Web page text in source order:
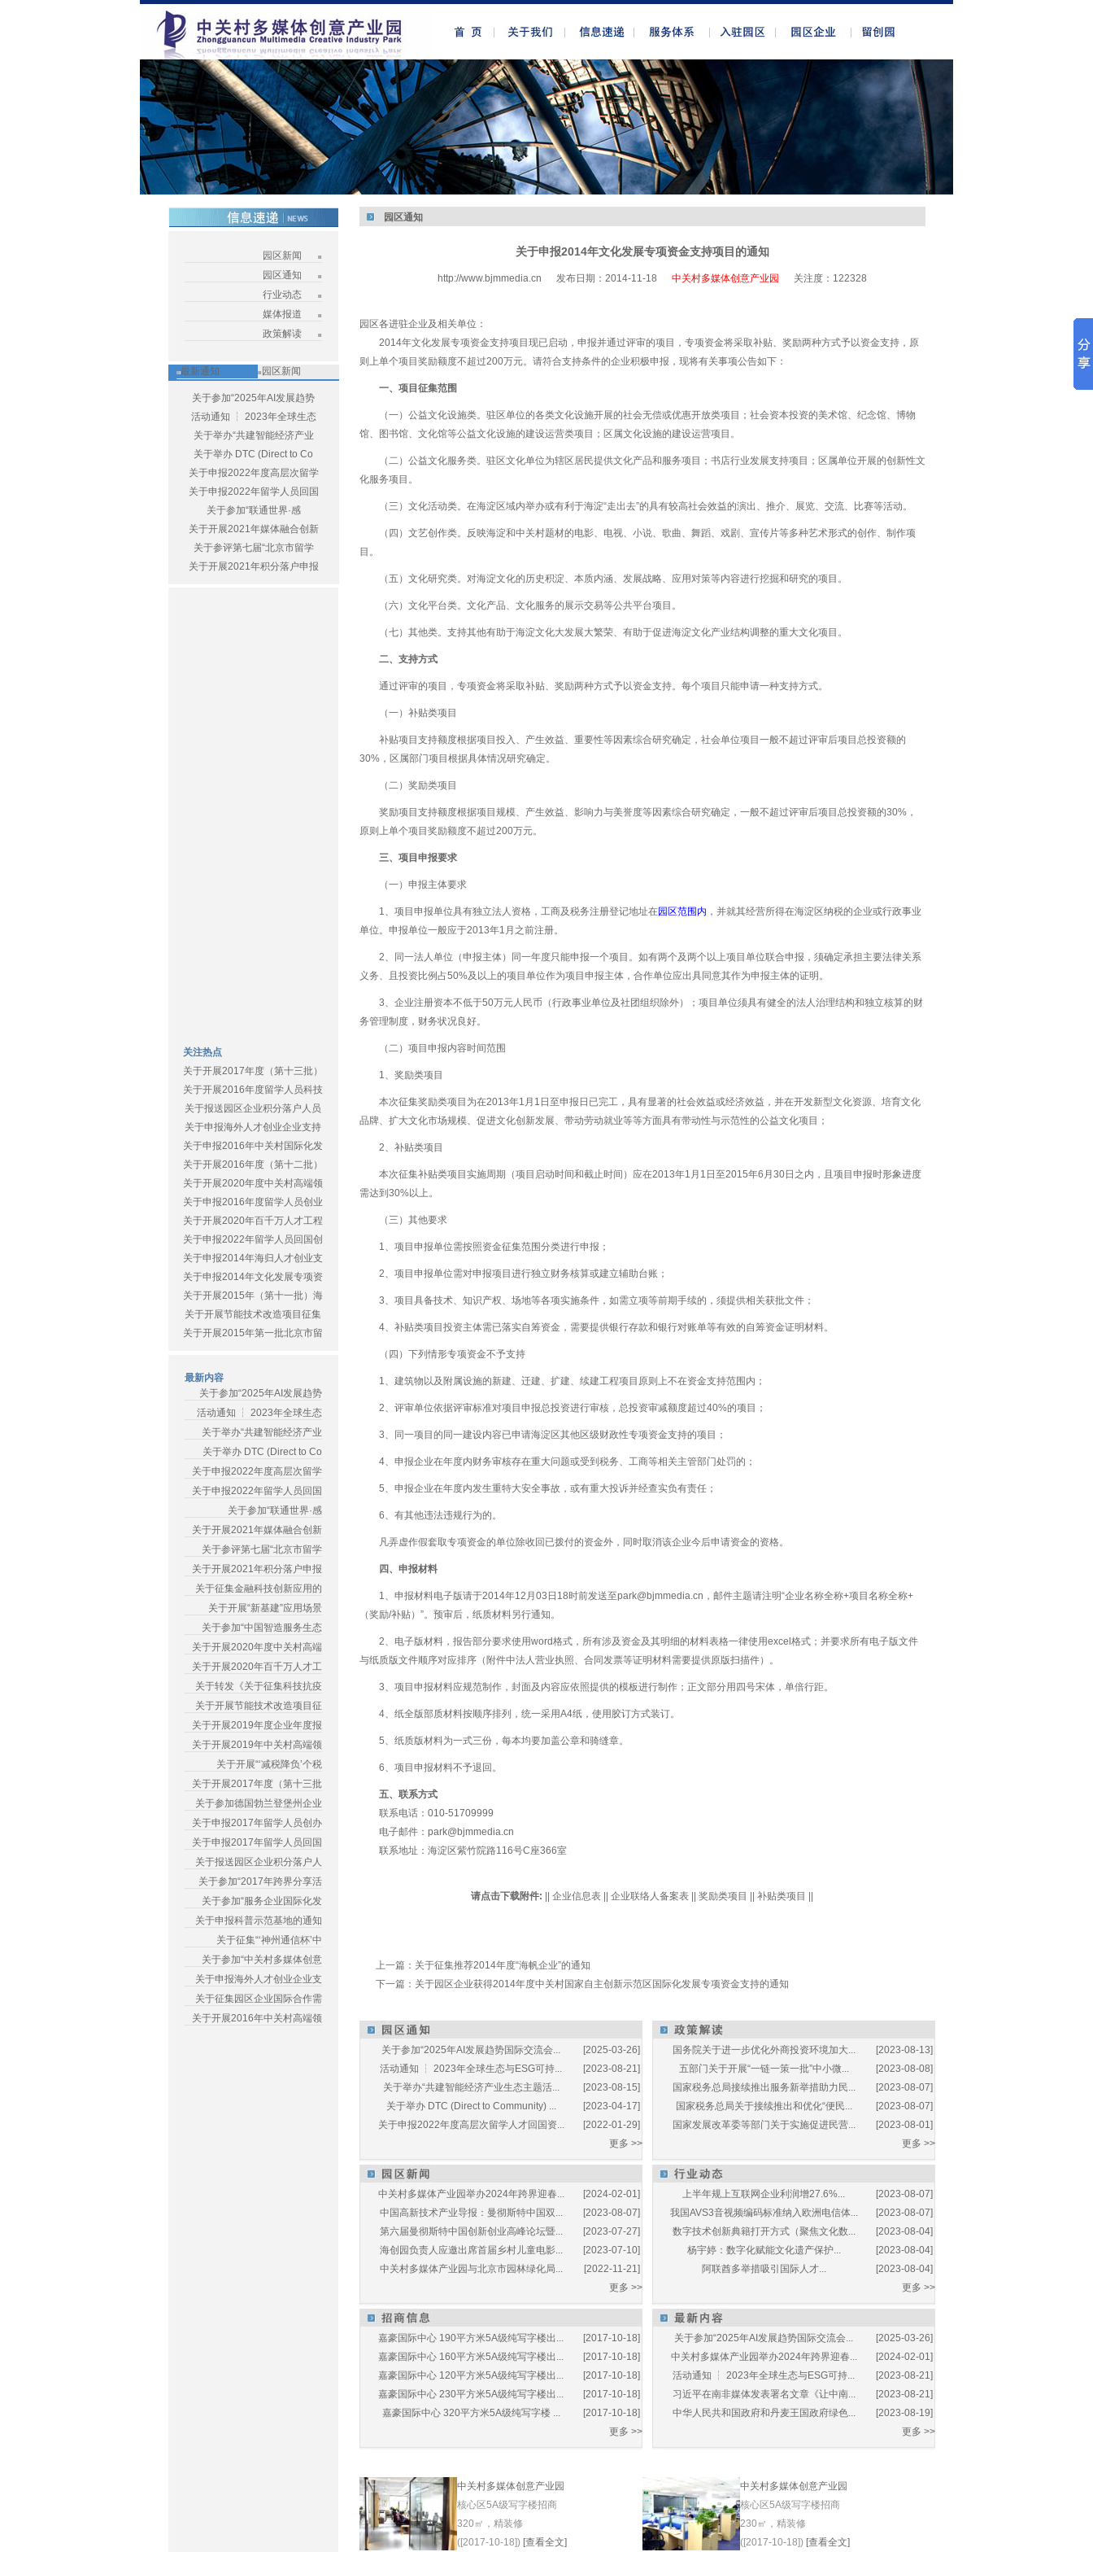
园区新闻
园区通知
行业动态
媒体报道
政策解读
最新通知 园区新闻
关于参加“2025年AI发展趋势
活动通知 ┆ 2023年全球生态
关于举办“共建智能经济产业
关于举办 DTC (Direct to Co
关于申报2022年度高层次留学
关于申报2022年留学人员回国
关于参加“联通世界·感
关于开展2021年媒体融合创新
关于参评第七届“北京市留学
关于开展2021年积分落户申报
关注热点
关于开展2017年度（第十三批）
关于开展2016年度留学人员科技
关于报送园区企业积分落户人员
关于申报海外人才创业企业支持
关于申报2016年中关村国际化发
关于开展2016年度（第十二批）
关于开展2020年度中关村高端领
关于申报2016年度留学人员创业
关于开展2020年百千万人才工程
关于申报2022年留学人员回国创
关于申报2014年海归人才创业支
关于申报2014年文化发展专项资
关于开展2015年（第十一批）海
关于开展节能技术改造项目征集
关于开展2015年第一批北京市留
最新内容
关于参加“2025年AI发展趋势
活动通知 ┆ 2023年全球生态
关于举办“共建智能经济产业
关于举办 DTC (Direct to Co
关于申报2022年度高层次留学
关于申报2022年留学人员回国
关于参加“联通世界·感
关于开展2021年媒体融合创新
关于参评第七届“北京市留学
关于开展2021年积分落户申报
关于征集金融科技创新应用的
关于开展“新基建”应用场景
关于参加“中国智造服务生态
关于开展2020年度中关村高端
关于开展2020年百千万人才工
关于转发《关于征集科技抗疫
关于开展节能技术改造项目征
关于开展2019年度企业年度报
关于开展2019年中关村高端领
关于开展“‘减税降负’个税
关于开展2017年度（第十三批
关于参加德国勃兰登堡州企业
关于申报2017年留学人员创办
关于申报2017年留学人员回国
关于报送园区企业积分落户人
关于参加“2017年跨界分享活
关于参加“服务企业国际化发
关于申报科普示范基地的通知
关于征集“‘神州通信杯’中
关于参加“中关村多媒体创意
关于申报海外人才创业企业支
关于征集园区企业国际合作需
关于开展2016年中关村高端领
园区通知
关于申报2014年文化发展专项资金支持项目的通知
http://www.bjmmedia.cn 发布日期：2014-11-18 中关村多媒体创意产业园 关注度： 122328
园区各进驻企业及相关单位：
2014年文化发展专项资金支持项目现已启动，申报并通过评审的项目，专项资金将采取补贴、奖励两种方式予以资金支持，原
则上单个项目奖励额度不超过200万元。请符合支持条件的企业积极申报，现将有关事项公告如下：
一、项目征集范围
（一）公益文化设施类。驻区单位的各类文化设施开展的社会无偿或优惠开放类项目；社会资本投资的美术馆、纪念馆、博物
馆、图书馆、文化馆等公益文化设施的建设运营类项目；区属文化设施的建设运营项目。
（二）公益文化服务类。驻区文化单位为辖区居民提供文化产品和服务项目；书店行业发展支持项目；区属单位开展的创新性文
化服务项目。
（三）文化活动类。在海淀区域内举办或有利于海淀“走出去”的具有较高社会效益的演出、推介、展览、交流、比赛等活动。
（四）文艺创作类。反映海淀和中关村题材的电影、电视、小说、歌曲、舞蹈、戏剧、宣传片等多种艺术形式的创作、制作项
目。
（五）文化研究类。对海淀文化的历史积淀、本质内涵、发展战略、应用对策等内容进行挖掘和研究的项目。
（六）文化平台类。文化产品、文化服务的展示交易等公共平台项目。
（七）其他类。支持其他有助于海淀文化大发展大繁荣、有助于促进海淀文化产业结构调整的重大文化项目。
二、支持方式
通过评审的项目，专项资金将采取补贴、奖励两种方式予以资金支持。每个项目只能申请一种支持方式。
（一）补贴类项目
补贴项目支持额度根据项目投入、产生效益、重要性等因素综合研究确定，社会单位项目一般不超过评审后项目总投资额的
30%，区属部门项目根据具体情况研究确定。
（二）奖励类项目
奖励项目支持额度根据项目规模、产生效益、影响力与美誉度等因素综合研究确定，一般不超过评审后项目总投资额的30%，
原则上单个项目奖励额度不超过200万元。
三、项目申报要求
（一）申报主体要求
1、项目申报单位具有独立法人资格，工商及税务注册登记地址在园区范围内 ，并就其经营所得在海淀区纳税的企业或行政事业
单位。申报单位一般应于2013年1月之前注册。
2、同一法人单位（申报主体）同一年度只能申报一个项目。如有两个及两个以上项目单位联合申报，须确定承担主要法律关系
义务、且投资比例占50%及以上的项目单位作为项目申报主体，合作单位应出具同意其作为申报主体的证明。
3、企业注册资本不低于50万元人民币（行政事业单位及社团组织除外）；项目单位须具有健全的法人治理结构和独立核算的财
务管理制度，财务状况良好。
（二）项目申报内容时间范围
1、奖励类项目
本次征集奖励类项目为在2013年1月1日至申报日已完工，具有显著的社会效益或经济效益，并在开发新型文化资源、培育文化
品牌、扩大文化市场规模、促进文化创新发展、带动劳动就业等等方面具有带动性与示范性的公益文化项目；
2、补贴类项目
本次征集补贴类项目实施周期（项目启动时间和截止时间）应在2013年1月1日至2015年6月30日之内，且项目申报时形象进度
需达到30%以上。
（三）其他要求
1、项目申报单位需按照资金征集范围分类进行申报；
2、项目申报单位需对申报项目进行独立财务核算或建立辅助台账；
3、项目具备技术、知识产权、场地等各项实施条件，如需立项等前期手续的，须提供相关获批文件；
4、补贴类项目投资主体需已落实自筹资金，需要提供银行存款和银行对账单等有效的自筹资金证明材料。
（四）下列情形专项资金不予支持
1、建筑物以及附属设施的新建、迁建、扩建、续建工程项目原则上不在资金支持范围内；
2、评审单位依据评审标准对项目申报总投资进行审核，总投资审减额度超过40%的项目；
3、同一项目的同一建设内容已申请海淀区其他区级财政性专项资金支持的项目；
4、申报企业在年度内财务审核存在重大问题或受到税务、工商等相关主管部门处罚的；
5、申报企业在年度内发生重特大安全事故，或有重大投诉并经查实负有责任；
6、有其他违法违规行为的。
凡弄虚作假套取专项资金的单位除收回已拨付的资金外，同时取消该企业今后申请资金的资格。
四、申报材料
1、申报材料电子版请于2014年12月03日18时前发送至park@bjmmedia.cn，邮件主题请注明“企业名称全称+项目名称全称+
（奖励/补贴）”。预审后，纸质材料另行通知。
2、电子版材料，报告部分要求使用word格式，所有涉及资金及其明细的材料表格一律使用excel格式；并要求所有电子版文件
与纸质版文件顺序对应排序（附件中法人营业执照、合同发票等证明材料需要提供原版扫描件）。
3、项目申报材料应规范制作，封面及内容应依照提供的模板进行制作；正文部分用四号宋体，单倍行距。
4、纸全版部质材料按顺序排列，统一采用A4纸，使用胶订方式装订。
5、纸质版材料为一式三份，每本均要加盖公章和骑缝章。
6、项目申报材料不予退回。
五、联系方式
联系电话：010-51709999
电子邮件：park@bjmmedia.cn
联系地址：海淀区紫竹院路116号C座366室
请点击下载附件: 企业信息表 企业联络人备案表 奖励类项目 补贴类项目
上一篇： 关于征集推荐2014年度“海帆企业”的通知
下一篇： 关于园区企业获得2014年度中关村国家自主创新示范区国际化发展专项资金支持的通知
[2025-03-26]
关于参加“2025年AI发展趋势国际交流会...
[2023-08-21]
活动通知 ┆ 2023年全球生态与ESG可持...
[2023-08-15]
关于举办“共建智能经济产业生态主题活...
[2023-04-17]
关于举办 DTC (Direct to Community) ...
[2022-01-29]
关于申报2022年度高层次留学人才回国资...
更多 >>
[2023-08-13]
国务院关于进一步优化外商投资环境加大...
[2023-08-08]
五部门关于开展“一链一策一批”中小微...
[2023-08-07]
国家税务总局接续推出服务新举措助力民...
[2023-08-07]
国家税务总局关于接续推出和优化“便民...
[2023-08-01]
国家发展改革委等部门关于实施促进民营...
更多 >>
[2024-02-01]
中关村多媒体产业园举办2024年跨界迎春...
[2023-08-07]
中国高新技术产业导报：曼彻斯特中国双...
[2023-07-27]
第六届曼彻斯特中国创新创业高峰论坛暨...
[2023-07-10]
海创园负责人应邀出席首届乡村儿童电影...
[2022-11-21]
中关村多媒体产业园与北京市园林绿化局...
更多 >>
[2023-08-07]
上半年规上互联网企业利润增27.6%...
[2023-08-07]
我国AVS3音视频编码标准纳入欧洲电信体...
[2023-08-04]
数字技术创新典籍打开方式（聚焦文化数...
[2023-08-04]
杨宇婷：数字化赋能文化遗产保护...
[2023-08-04]
阿联酋多举措吸引国际人才...
更多 >>
[2017-10-18]
嘉豪国际中心 190平方米5A级纯写字楼出...
[2017-10-18]
嘉豪国际中心 160平方米5A级纯写字楼出...
[2017-10-18]
嘉豪国际中心 120平方米5A级纯写字楼出...
[2017-10-18]
嘉豪国际中心 230平方米5A级纯写字楼出...
[2017-10-18]
嘉豪国际中心 320平方米5A级纯写字楼 ...
更多 >>
[2025-03-26]
关于参加“2025年AI发展趋势国际交流会...
[2024-02-01]
中关村多媒体产业园举办2024年跨界迎春...
[2023-08-21]
活动通知 ┆ 2023年全球生态与ESG可持...
[2023-08-21]
习近平在南非媒体发表署名文章《让中南...
[2023-08-19]
中华人民共和国政府和丹麦王国政府绿色...
更多 >>
中关村多媒体创意产业园
核心区5A级写字楼招商
320㎡，精装修
([2017-10-18]) [查看全文]
中关村多媒体创意产业园
核心区5A级写字楼招商
230㎡，精装修
([2017-10-18]) [查看全文]